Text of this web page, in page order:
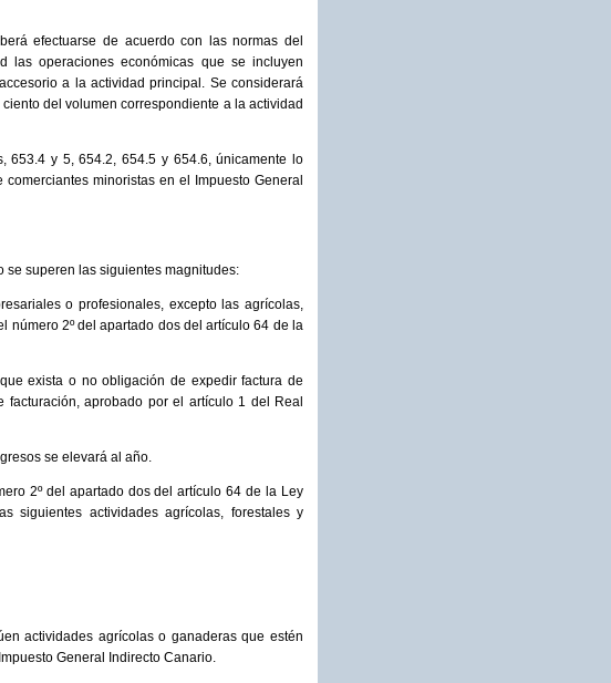
efectuarse de acuerdo con las normas del
las operaciones económicas que se incluyen
a la actividad principal. Se considerará
del volumen correspondiente a la actividad
653.4 y 5, 654.2, 654.5 y 654.6, únicamente lo
minoristas en el Impuesto General
se superen las siguientes magnitudes:
o profesionales, excepto las agrícolas,
número 2º del apartado dos del artículo 64 de la
exista o no obligación de expedir factura de
aprobado por el artículo 1 del Real
se elevará al año.
2º del apartado dos del artículo 64 de la Ley
siguientes actividades agrícolas, forestales y
actividades agrícolas o ganaderas que estén
General Indirecto Canario.